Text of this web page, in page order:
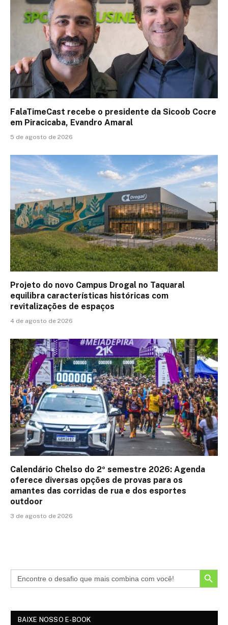
FalaTimeCast recebe o presidente da Sicoob Cocre
em Piracicaba, Evandro Amaral
5 de agosto de 2026
Projeto do novo Campus Drogal no Taquaral
equilibra características históricas com
revitalizações de espaços
4 de agosto de 2026
Calendário Chelso do 2º semestre 2026: Agenda
oferece diversas opções de provas para os
amantes das corridas de rua e dos esportes
outdoor
3 de agosto de 2026
SEARCH BUTTON
BAIXE NOSSO E-BOOK